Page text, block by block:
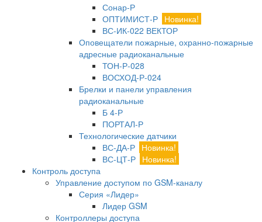
Сонар-Р
ОПТИМИСТ-Р Новинка!
ВС-ИК-022 ВЕКТОР
Оповещатели пожарные, охранно-пожарные
адресные радиоканальные
ТОН-Р-028
ВОСХОД-Р-024
Брелки и панели управления
радиоканальные
Б 4-Р
ПОРТАЛ-Р
Технологические датчики
ВС-ДА-Р Новинка!
ВС-ЦТ-Р Новинка!
Контроль доступа
Управление доступом по GSM-каналу
Серия «Лидер»
Лидер GSM
Контроллеры доступа